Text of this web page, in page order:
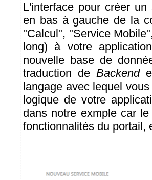
L'interface pour créer un
en bas à gauche de la
"Calcul", "Service
long) à votre
nouvelle base de
traduction de Backend
langage avec lequel
logique de votre
dans notre exmple car
fonctionnalités du portail,